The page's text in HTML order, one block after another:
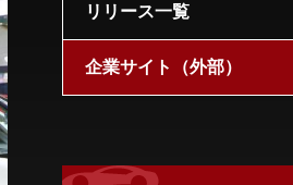
リリース一覧
企業サイト（外部）